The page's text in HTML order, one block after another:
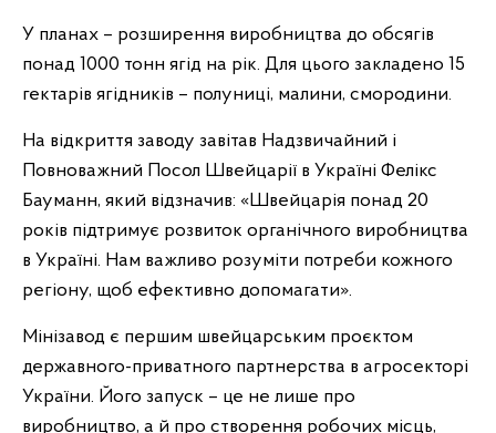
У планах – розширення виробництва до обсягів
понад 1000 тонн ягід на рік. Для цього закладено 15
гектарів ягідників – полуниці, малини, смородини.
На відкриття заводу завітав Надзвичайний і
Повноважний Посол Швейцарії в Україні Фелікс
Бауманн, який відзначив: «Швейцарія понад 20
років підтримує розвиток органічного виробництва
в Україні. Нам важливо розуміти потреби кожного
регіону, щоб ефективно допомагати».
Мінізавод є першим швейцарським проєктом
державного-приватного партнерства в агросекторі
України. Його запуск – це не лише про
виробництво, а й про створення робочих місць,